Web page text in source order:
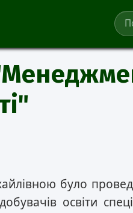
було
освіти